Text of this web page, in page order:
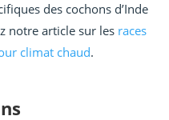
des cochons d’Inde
notre article sur les races
climat chaud.